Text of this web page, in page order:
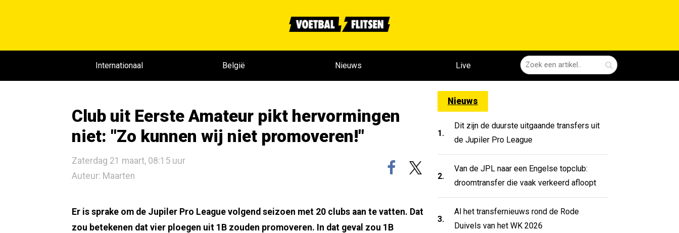
Internationaal België Nieuws Live
Club uit Eerste Amateur pikt hervormingen
niet: "Zo kunnen wij niet promoveren!"
Zaterdag 21 maart, 08:15 uur
Auteur: Maarten
Er is sprake om de Jupiler Pro League volgend seizoen met 20 clubs aan te vatten. Dat
zou betekenen dat vier ploegen uit 1B zouden promoveren. In dat geval zou 1B
Nieuws
1.
Dit zijn de duurste uitgaande transfers uit
de Jupiler Pro League
2.
Van de JPL naar een Engelse topclub:
droomtransfer die vaak verkeerd afloopt
3.
Al het transfernieuws rond de Rode
Duivels van het WK 2026